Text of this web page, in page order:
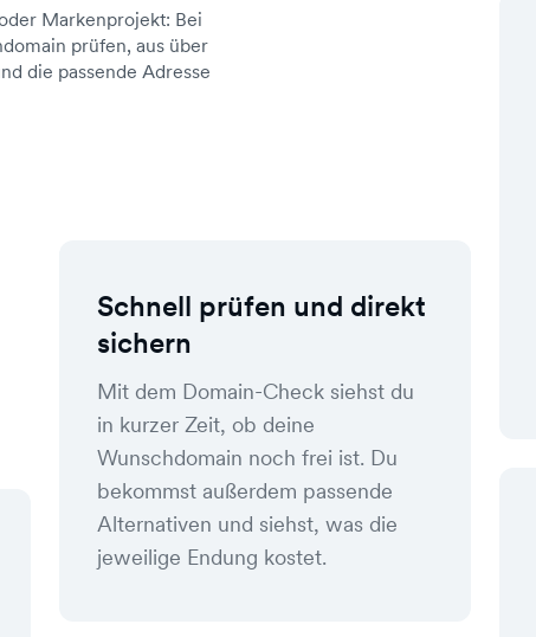
Markenprojekt: Bei
prüfen, aus über
die passende Adresse
Schnell prüfen und direkt
sichern
Mit dem Domain-Check siehst du
in kurzer Zeit, ob deine
Wunschdomain noch frei ist. Du
bekommst außerdem passende
Alternativen und siehst, was die
jeweilige Endung kostet.